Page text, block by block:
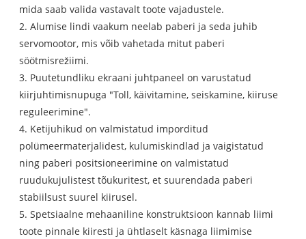
mida saab valida vastavalt toote vajadustele.
2. Alumise lindi vaakum neelab paberi ja seda juhib
servomootor, mis võib vahetada mitut paberi
söötmisrežiimi.
3. Puutetundliku ekraani juhtpaneel on varustatud
kiirjuhtimisnupuga "Toll, käivitamine, seiskamine, kiiruse
reguleerimine".
4. Ketijuhikud on valmistatud imporditud
polümeermaterjalidest, kulumiskindlad ja vaigistatud
ning paberi positsioneerimine on valmistatud
ruudukujulistest tõukuritest, et suurendada paberi
stabiilsust suurel kiirusel.
5. Spetsiaalne mehaaniline konstruktsioon kannab liimi
toote pinnale kiiresti ja ühtlaselt käsnaga liimimise